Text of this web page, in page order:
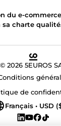
du e-
sa charte
© 2026 5EUROS
de
Français • USD